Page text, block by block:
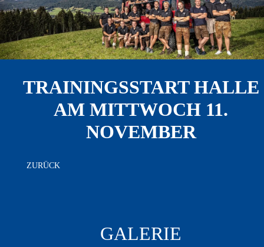
TRAININGSSTART HALLE
AM MITTWOCH 11.
NOVEMBER
ZURÜCK
GALERIE